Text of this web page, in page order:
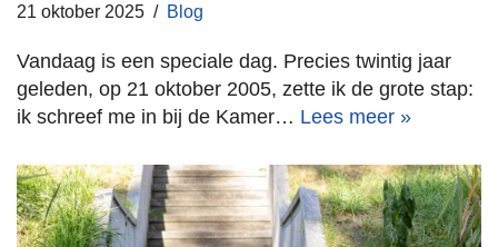
21 oktober 2025 Blog
Vandaag is een speciale dag. Precies twintig jaar
geleden, op 21 oktober 2005, zette ik de grote stap:
ik schreef me in bij de Kamer… Lees meer »